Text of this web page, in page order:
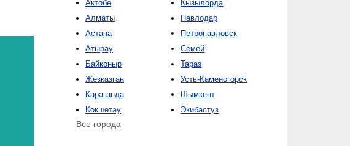
Актобе
Алматы
Астана
Атырау
Байконыр
Жезказган
Караганда
Кокшетау
Кызылорда
Павлодар
Петропавловск
Семей
Тараз
Усть-Каменогорск
Шымкент
Экибастуз
Все города